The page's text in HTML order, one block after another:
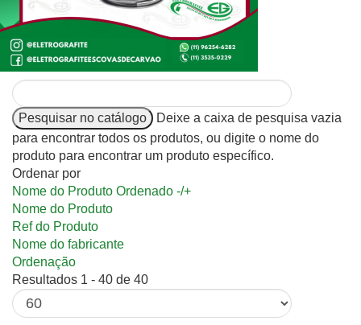
Deixe a caixa de pesquisa vazia
para encontrar todos os produtos, ou digite o nome do
produto para encontrar um produto específico.
Ordenar por
Nome do Produto Ordenado -/+
Nome do Produto
Ref do Produto
Nome do fabricante
Ordenação
Resultados 1 - 40 de 40